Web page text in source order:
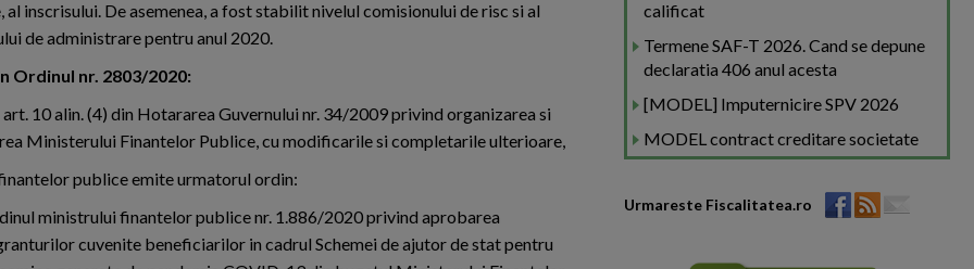
al inscrisului. De asemenea, a fost stabilit nivelul comisionului de risc si al
de administrare pentru anul 2020.
Ordinul nr. 2803/2020:
10 alin. (4) din Hotararea Guvernului nr. 34/2009 privind organizarea si
Ministerului Finantelor Publice, cu modificarile si completarile ulterioare,
publice emite urmatorul ordin:
ministrului finantelor publice nr. 1.886/2020 privind aprobarea
cuvenite beneficiarilor in cadrul Schemei de ajutor de stat pentru
calificat
Termene SAF-T 2026. Cand se depune
declaratia 406 anul acesta
[MODEL] Imputernicire SPV 2026
MODEL contract creditare societate
Urmareste Fiscalitatea.ro